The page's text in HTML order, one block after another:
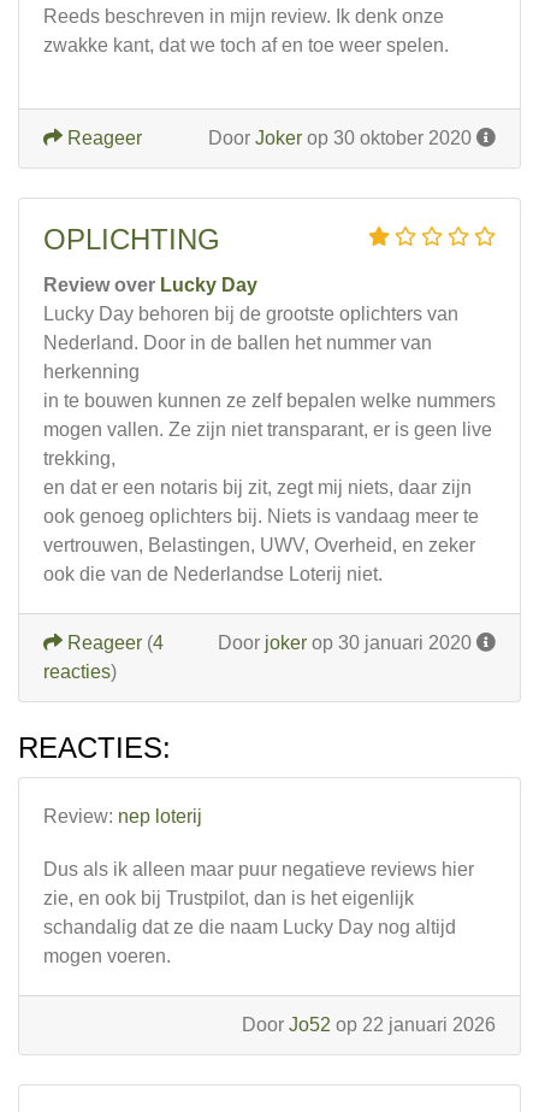
Reeds beschreven in mijn review. Ik denk onze
zwakke kant, dat we toch af en toe weer spelen.
Door Joker op 30 oktober 2020
Reageer
OPLICHTING
Review over Lucky Day
Lucky Day behoren bij de grootste oplichters van
Nederland. Door in de ballen het nummer van
herkenning
in te bouwen kunnen ze zelf bepalen welke nummers
mogen vallen. Ze zijn niet transparant, er is geen live
trekking,
en dat er een notaris bij zit, zegt mij niets, daar zijn
ook genoeg oplichters bij. Niets is vandaag meer te
vertrouwen, Belastingen, UWV, Overheid, en zeker
ook die van de Nederlandse Loterij niet.
Door joker op 30 januari 2020
Reageer (4
reacties)
REACTIES:
Review: nep loterij
Dus als ik alleen maar puur negatieve reviews hier
zie, en ook bij Trustpilot, dan is het eigenlijk
schandalig dat ze die naam Lucky Day nog altijd
mogen voeren.
Door Jo52 op 22 januari 2026